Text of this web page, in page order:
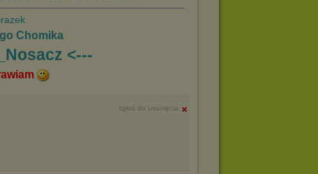
Chomika
<---
zgłoś do usunięcia